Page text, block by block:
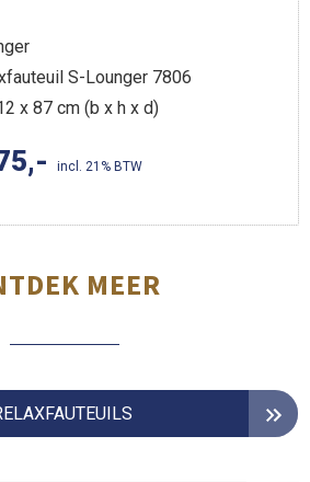
S-Lounger 7806
x 87 cm (b x h x d)
incl. 21% BTW
MEER